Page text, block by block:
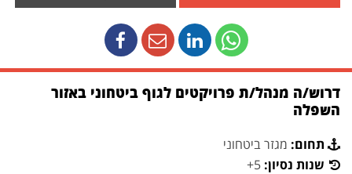
דרוש/ה מנהל/ת פרויקטים לגוף ביטחוני באזור
השפלה
תחום: מגזר ביטחוני
שנות נסיון: 5+